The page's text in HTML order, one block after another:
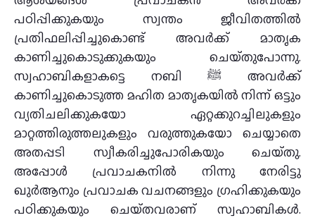
പഠിപ്പിക്കുകയും സ്വന്തം ജീവിതത്തില്‍
പ്രതിഫലിപ്പിച്ചുകൊണ്ട്‌ അവര്‍ക്ക്‌ മാതൃക
കാണിച്ചുകൊടുക്കുകയും ചെയ്‌തുപോന്നു.
സ്വഹാബികളാകട്ടെ നബി ﷺ അവര്‍ക്ക്‌
കാണിച്ചുകൊടുത്ത മഹിത മാതൃകയില്‍ നിന്ന്‌ ഒട്ടും
വ്യതിചലിക്കുകയോ ഏറ്റക്കുറച്ചിലുകളും
മാറ്റത്തിരുത്തലുകളും വരുത്തുകയോ ചെയ്യാതെ
അതപ്പടി സ്വീകരിച്ചുപോരികയും ചെയ്‌തു.
അപ്പോള്‍ പ്രവാചകനില്‍ നിന്നു നേരിട്ടു
ഖുര്‍ആനും പ്രവാചക വചനങ്ങളും ഗ്രഹിക്കുകയും
പഠിക്കുകയും ചെയ്‌തവരാണ്‌ സ്വഹാബികള്‍.